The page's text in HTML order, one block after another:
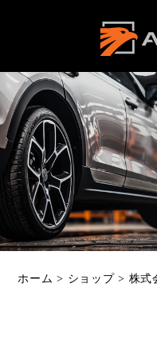
サーア
ホーム > ショップ> 株式